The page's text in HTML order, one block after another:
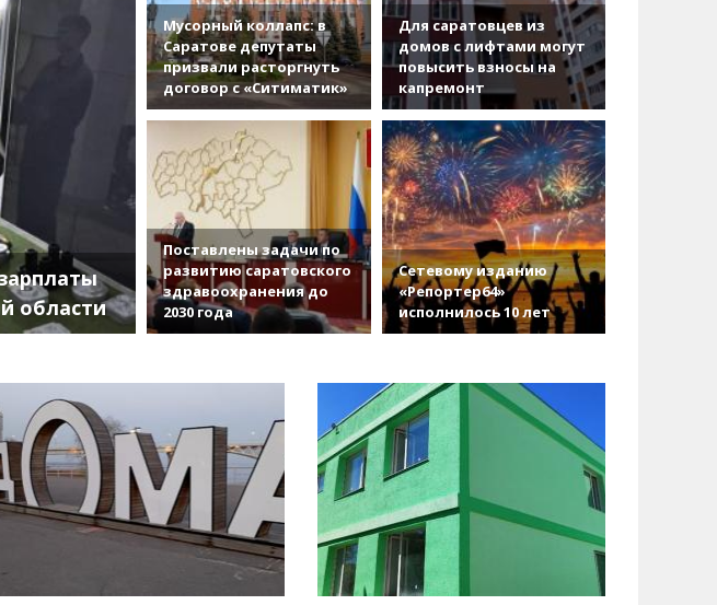
области
Мусорный коллапс: в
Саратове депутаты
призвали расторгнуть
договор с «Ситиматик»
Для саратовцев из
домов с лифтами могут
повысить взносы на
капремонт
Поставлены задачи по
развитию саратовского
здравоохранения до
2030 года
Сетевому изданию
«Репортер64»
исполнилось 10 лет